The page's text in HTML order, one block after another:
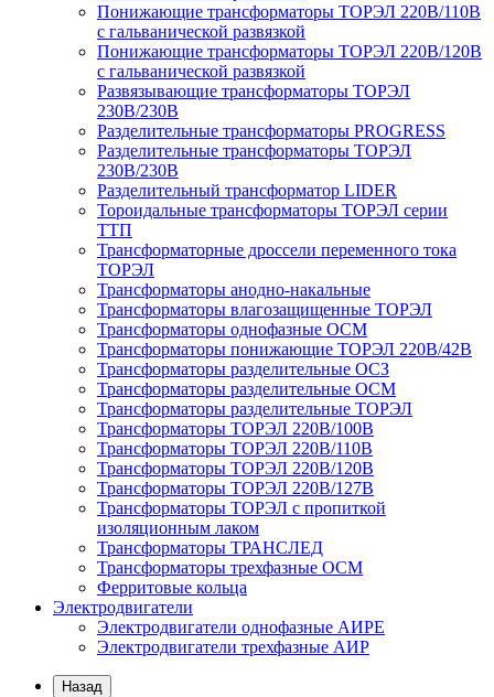
Понижающие трансформаторы ТОРЭЛ 220В/110В
с гальванической развязкой
Понижающие трансформаторы ТОРЭЛ 220В/120В
с гальванической развязкой
Развязывающие трансформаторы ТОРЭЛ
230В/230В
Разделительные трансформаторы PROGRESS
Разделительные трансформаторы ТОРЭЛ
230В/230В
Разделительный трансформатор LIDER
Тороидальные трансформаторы ТОРЭЛ серии
ТТП
Трансформаторные дроссели переменного тока
ТОРЭЛ
Трансформаторы анодно-накальные
Трансформаторы влагозащищенные ТОРЭЛ
Трансформаторы однофазные ОСМ
Трансформаторы понижающие ТОРЭЛ 220В/42В
Трансформаторы разделительные ОСЗ
Трансформаторы разделительные ОСМ
Трансформаторы разделительные ТОРЭЛ
Трансформаторы ТОРЭЛ 220В/100В
Трансформаторы ТОРЭЛ 220В/110В
Трансформаторы ТОРЭЛ 220В/120В
Трансформаторы ТОРЭЛ 220В/127В
Трансформаторы ТОРЭЛ с пропиткой
изоляционным лаком
Трансформаторы ТРАНСЛЕД
Трансформаторы трехфазные ОСМ
Ферритовые кольца
Электродвигатели
Электродвигатели однофазные АИРЕ
Электродвигатели трехфазные АИР
Назад